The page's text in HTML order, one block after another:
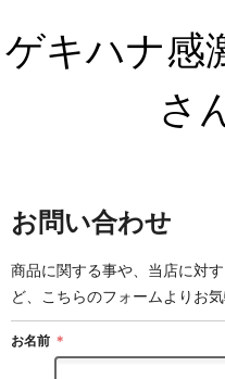
ゲキハナ感
さ
お問い合わせ
商品に関する事や、当店に対
ど、こちらのフォームよりお
お名前 ＊